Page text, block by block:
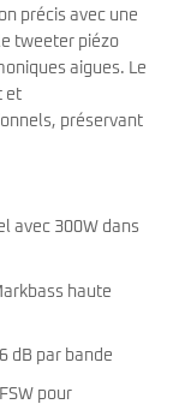
précis avec une
tweeter piézo
aigues. Le
et
préservant
avec 300W dans
haute
dB par bande
pour